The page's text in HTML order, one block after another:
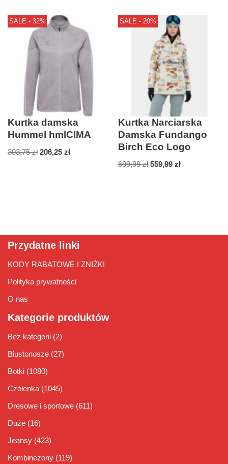
SALE - 32%
Kurtka damska
Hummel hmlCIMA
303,75zł 206,25 zł
SALE - 20%
Kurtka Narciarska
Damska Fundango
Birch Eco Logo
699,99zł 559,99zł
Przydatne linki
KODY RABATOWE I ZNIŻKI
Polityka prywatności
O nas
Kategorie produktów
Bez kategorii (2)
Biustonosze (27)
Botki (1080)
Czółenka (1045)
Dresowe i sportowe (611)
Duże (16)
Jeansy (423)
Kombinezony (119)